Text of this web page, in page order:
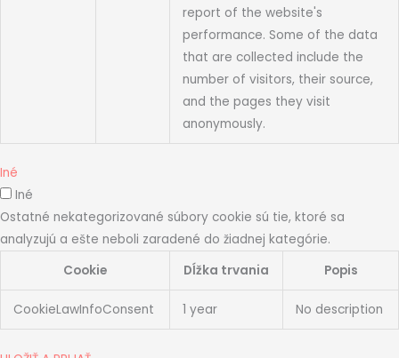
report of the website's
performance. Some of the data
that are collected include the
number of visitors, their source,
and the pages they visit
anonymously.
Iné
Iné
Ostatné nekategorizované súbory cookie sú tie, ktoré sa
analyzujú a ešte neboli zaradené do žiadnej kategórie.
Cookie
Dĺžka trvania Popis
CookieLawInfoConsent 1 year No description